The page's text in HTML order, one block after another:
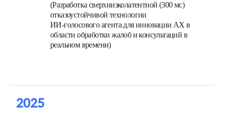
(Разработка сверхнизколатентной (300 мс)
отказоустойчивой технологии
ИИ-голосового агента для инновации AX в
области обработки жалоб и консультаций в
реальном времени)
2025